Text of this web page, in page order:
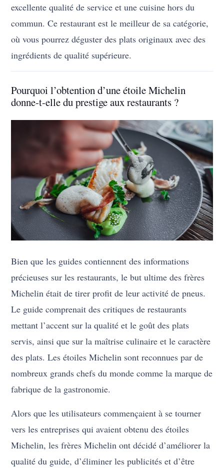
excellente qualité de service et une cuisine hors du
commun. Ce restaurant est le meilleur de sa catégorie,
où vous pourrez déguster des plats originaux avec des
ingrédients de qualité supérieure.
Pourquoi l’obtention d’une étoile Michelin
donne-t-elle du prestige aux restaurants ?
Bien que les guides contiennent des informations
précieuses sur les restaurants, le but ultime des frères
Michelin était de tirer profit de leur activité de pneus.
Le guide comprenait des critiques de restaurants
mettant l’accent sur la qualité et le goût des plats
servis, ainsi que sur la maîtrise culinaire et le caractère
des plats. Les étoiles Michelin sont reconnues par de
nombreux grands chefs du monde comme la marque de
fabrique de la gastronomie.
Alors que les utilisateurs commençaient à se tourner
vers les entreprises qui avaient obtenu des étoiles
Michelin, les frères Michelin ont décidé d’améliorer la
qualité du guide, d’éliminer les publicités et d’être